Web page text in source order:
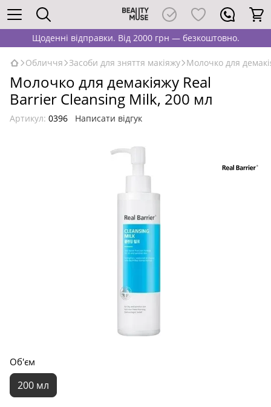
Щоденні відправки. Від 2000 грн — безкоштовно.
Обличчя Засоби для зняття макіяжу Молочко для
Молочко для демакіяжу Real
Barrier Cleansing Milk, 200 мл
Артикул: 0396 Написати відгук
Об'єм
200 мл